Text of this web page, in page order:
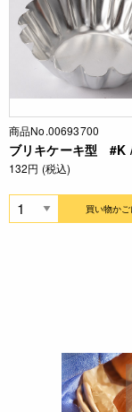
商品No.00693700
ブリキケーキ型 #K
132円 (税込)
買い物か